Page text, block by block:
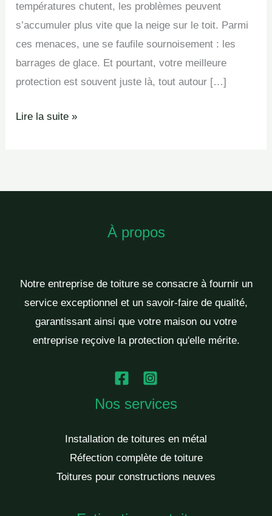
températures chutent, les problèmes peuvent
s’accumuler plus vite que la neige sur le toit. Parmi
ces menaces, une se faufile sournoisement : les
barrages de glace. Et pourtant, votre meilleure
protection est souvent juste là, tout autour […]
Lire la suite »
À propos
Notre entreprise de toiture se consacre à fournir un
service exceptionnel et un savoir-faire de qualité,
garantissant ainsi que votre maison ou votre
entreprise reçoive la protection qu'elle mérite.
Nos services
Installation de toitures en métal
Réfection complète de toiture
Toitures pour constructions neuves